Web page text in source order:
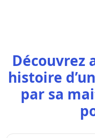
Découvrez
histoire
par sa